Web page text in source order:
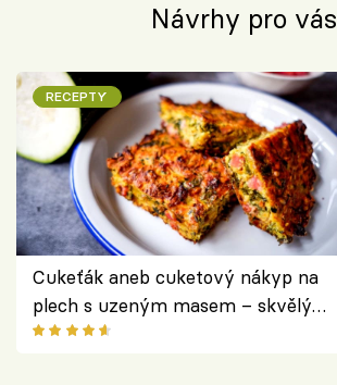
Návrhy pro vás
RECEPTY
Cukeťák aneb cuketový nákyp na
plech s uzeným masem – skvělý
způsob, jak zpracovat přerostlé